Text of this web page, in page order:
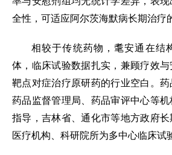
全性，可适应阿尔茨海默病长期治疗
相较于传统药物，耄安通在结
体，临床试验数据扎实，兼顾疗效
靶点对症治疗原研药的行业空白。
药品监督管理局、药品审评中心等
指导，吉林省、通化市等地方政府
医疗机构、科研院所为多中心临床试